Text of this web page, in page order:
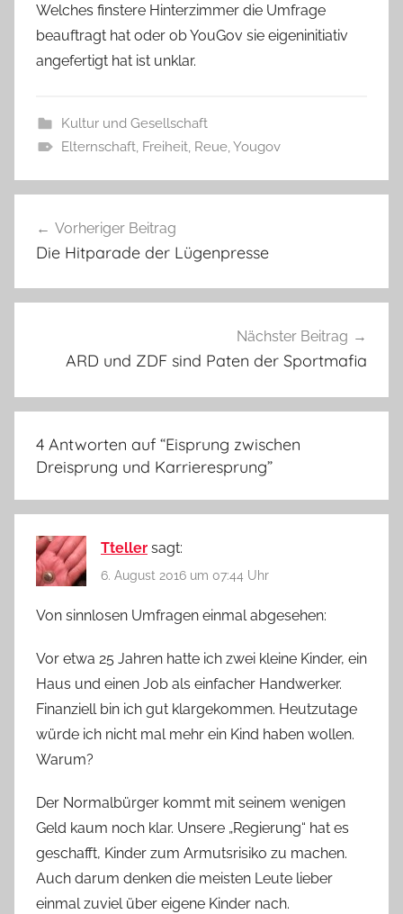
Welches finstere Hinterzimmer die Umfrage
beauftragt hat oder ob YouGov sie eigeninitiativ
angefertigt hat ist unklar.
Kultur und Gesellschaft
Elternschaft, Freiheit, Reue,Yougov
Vorheriger Beitrag
Die Hitparade der Lügenpresse
Nächster Beitrag
ARD und ZDF sind Paten der Sportmafia
4 Antworten auf “Eisprung zwischen
Dreisprung und Karrieresprung”
Tteller sagt:
6. August 2016 um 07:44 Uhr
Von sinnlosen Umfragen einmal abgesehen:
Vor etwa 25 Jahren hatte ich zwei kleine Kinder, ein
Haus und einen Job als einfacher Handwerker.
Finanziell bin ich gut klargekommen. Heutzutage
würde ich nicht mal mehr ein Kind haben wollen.
Warum?
Der Normalbürger kommt mit seinem wenigen
Geld kaum noch klar. Unsere „Regierung“ hat es
geschafft, Kinder zum Armutsrisiko zu machen.
Auch darum denken die meisten Leute lieber
einmal zuviel über eigene Kinder nach.